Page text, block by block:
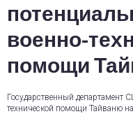
военно-
помощи
Государственный департамент
технической помощи Тайваню